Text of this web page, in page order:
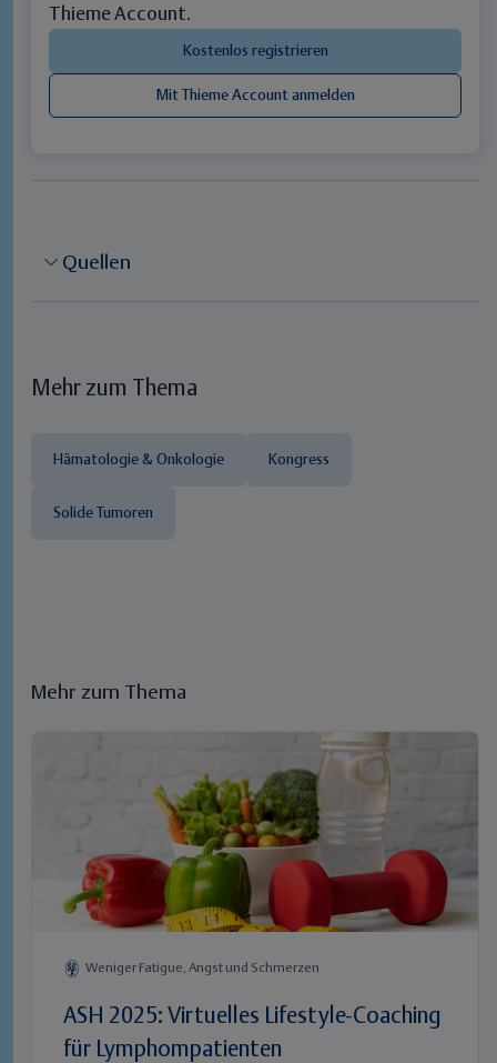
Thieme Account.
Quellen
Mehr zum Thema
Hämatologie & Onkologie Kongress
Solide Tumoren
Mehr zum Thema
Weniger Fatigue, Angst und Schmerzen
ASH 2025: Virtuelles Lifestyle-Coaching
für Lymphompatienten